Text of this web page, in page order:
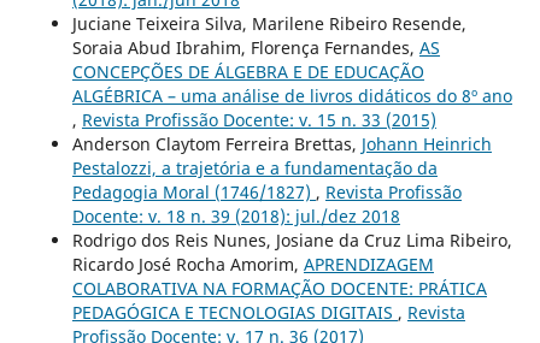
Juciane Teixeira Silva, Marilene Ribeiro Resende,
Soraia Abud Ibrahim, Florença Fernandes, AS
CONCEPÇÕES DE ÁLGEBRA E DE EDUCAÇÃO
ALGÉBRICA – uma análise de livros didáticos do 8º ano
, Revista Profissão Docente: v. 15 n. 33 (2015)
Anderson Claytom Ferreira Brettas, Johann Heinrich
Pestalozzi, a trajetória e a fundamentação da
Pedagogia Moral (1746/1827) , Revista Profissão
Docente: v. 18 n. 39 (2018): jul./dez 2018
Rodrigo dos Reis Nunes, Josiane da Cruz Lima Ribeiro,
Ricardo José Rocha Amorim, APRENDIZAGEM
COLABORATIVA NA FORMAÇÃO DOCENTE: PRÁTICA
PEDAGÓGICA E TECNOLOGIAS DIGITAIS , Revista
Profissão Docente: v. 17 n. 36 (2017)